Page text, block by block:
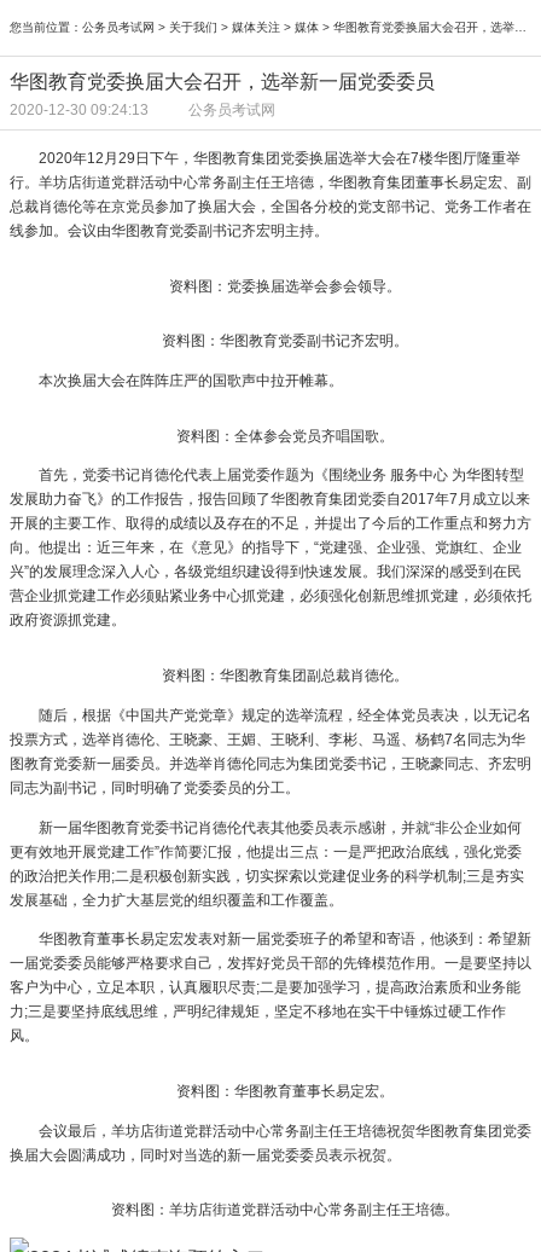
您当前位置： 公务员考试网 > 关于我们 > 媒体关注 > 媒体 > 华图教育党委换届大会召开，选举新一届党委委员
华图教育党委换届大会召开，选举新一届党委委员
2020-12-30 09:24:13 公务员考试网
2020年12月29日下午，华图教育集团党委换届选举大会在7楼华图厅隆重举
行。羊坊店街道党群活动中心常务副主任王培德，华图教育集团董事长易定宏、副
总裁肖德伦等在京党员参加了换届大会，全国各分校的党支部书记、党务工作者在
线参加。会议由华图教育党委副书记齐宏明主持。
资料图：党委换届选举会参会领导。
资料图：华图教育党委副书记齐宏明。
本次换届大会在阵阵庄严的国歌声中拉开帷幕。
资料图：全体参会党员齐唱国歌。
首先，党委书记肖德伦代表上届党委作题为《围绕业务 服务中心 为华图转型
发展助力奋飞》的工作报告，报告回顾了华图教育集团党委自2017年7月成立以来
开展的主要工作、取得的成绩以及存在的不足，并提出了今后的工作重点和努力方
向。他提出：近三年来，在《意见》的指导下，“党建强、企业强、党旗红、企业
兴”的发展理念深入人心，各级党组织建设得到快速发展。我们深深的感受到在民
营企业抓党建工作必须贴紧业务中心抓党建，必须强化创新思维抓党建，必须依托
政府资源抓党建。
资料图：华图教育集团副总裁肖德伦。
随后，根据《中国共产党党章》规定的选举流程，经全体党员表决，以无记名
投票方式，选举肖德伦、王晓豪、王媚、王晓利、李彬、马遥、杨鹤7名同志为华
图教育党委新一届委员。并选举肖德伦同志为集团党委书记，王晓豪同志、齐宏明
同志为副书记，同时明确了党委委员的分工。
新一届华图教育党委书记肖德伦代表其他委员表示感谢，并就“非公企业如何
更有效地开展党建工作”作简要汇报，他提出三点：一是严把政治底线，强化党委
的政治把关作用;二是积极创新实践，切实探索以党建促业务的科学机制;三是夯实
发展基础，全力扩大基层党的组织覆盖和工作覆盖。
华图教育董事长易定宏发表对新一届党委班子的希望和寄语，他谈到：希望新
一届党委委员能够严格要求自己，发挥好党员干部的先锋模范作用。一是要坚持以
客户为中心，立足本职，认真履职尽责;二是要加强学习，提高政治素质和业务能
力;三是要坚持底线思维，严明纪律规矩，坚定不移地在实干中锤炼过硬工作作
风。
资料图：华图教育董事长易定宏。
会议最后，羊坊店街道党群活动中心常务副主任王培德祝贺华图教育集团党委
换届大会圆满成功，同时对当选的新一届党委委员表示祝贺。
资料图：羊坊店街道党群活动中心常务副主任王培德。